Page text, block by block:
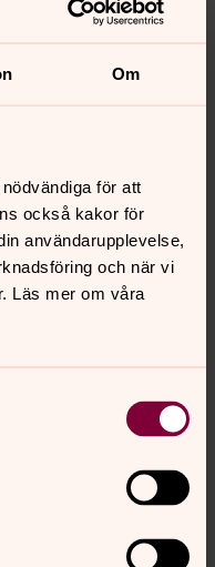
Om
för att
också kakor för
användarupplevelse,
och när vi
Läs mer om våra